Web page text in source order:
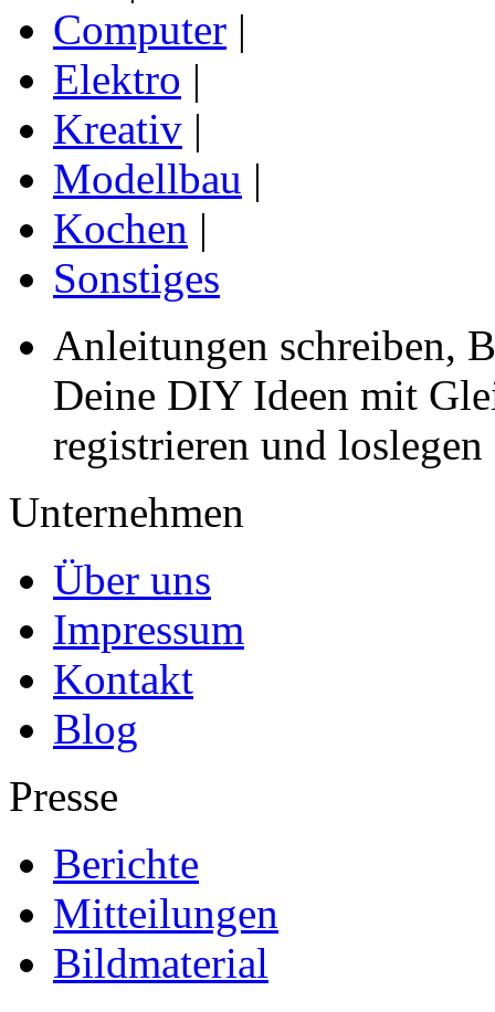
Computer |
Elektro |
Kreativ |
Modellbau |
Kochen |
Sonstiges
Anleitungen schreiben,
Deine DIY Ideen mit
registrieren und loslegen
Unternehmen
Über uns
Impressum
Kontakt
Blog
Presse
Berichte
Mitteilungen
Bildmaterial